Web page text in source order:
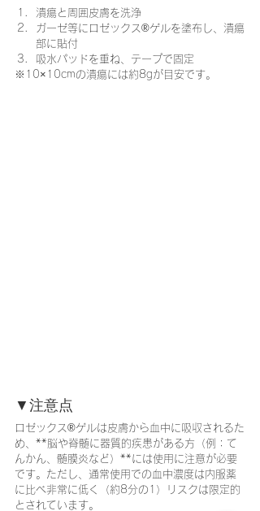
潰瘍と周囲皮膚を洗浄
ガーゼ等にロゼックス®ゲルを塗布し、潰瘍
部に貼付
吸水パッドを重ね、テープで固定
※10×10cmの潰瘍には約8gが目安です。
▼注意点
ロゼックス®ゲルは皮膚から血中に吸収されるた
め、**脳や脊髄に器質的疾患がある方（例：て
んかん、髄膜炎など）**には使用に注意が必要
です。ただし、通常使用での血中濃度は内服薬
に比べ非常に低く（約8分の1）リスクは限定的
とされています。